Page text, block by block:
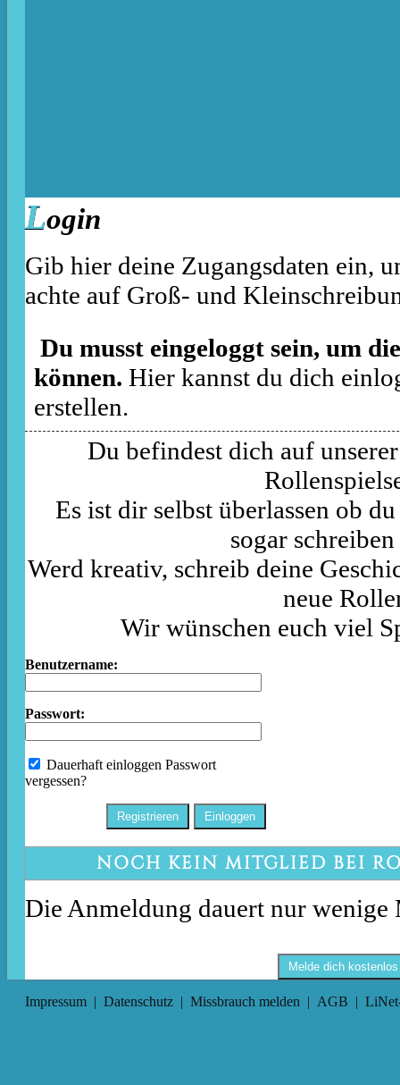
Login
Gib hier deine Zugangsdaten ein,
achte auf Groß- und
Du musst eingeloggt sein, um
können. Hier kannst du dich
erstellen.
Du befindest dich auf
Es ist dir selbst überlassen ob
sogar
Werd kreativ, schreib deine
neue
Wir wünschen euch viel
Benutzername:
Passwort:
Dauerhaft einloggen Passwort
vergessen?
NOCH KEIN MITGLIED BEI
Die Anmeldung dauert nur
Melde dich
Impressum | Datenschutz | Missbrauch melden | AGB |